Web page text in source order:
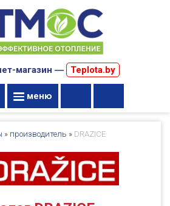
магазин ― Teplota.by
меню
» производитель » DRAZICE